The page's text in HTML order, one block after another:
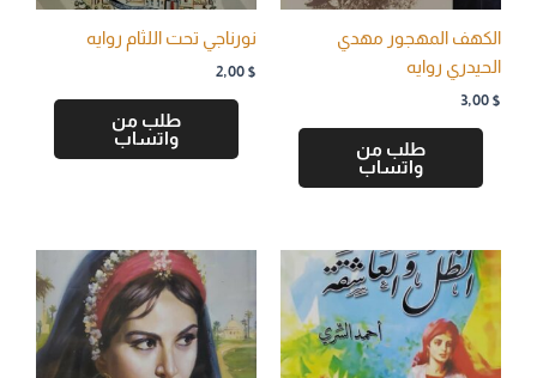
الكهف المهجور مهدي
الحيدري روايه
3,00 $
طلب من
واتساب
نورناجي تحت اللثام روايه
2,00 $
طلب من
واتساب